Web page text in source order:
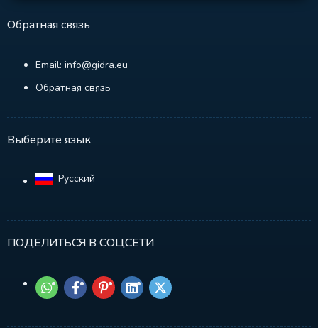
Обратная связь
Email: info@gidra.eu
Обратная связь
Выберите язык
Русский‎
ПОДЕЛИТЬСЯ В СОЦСЕТИ